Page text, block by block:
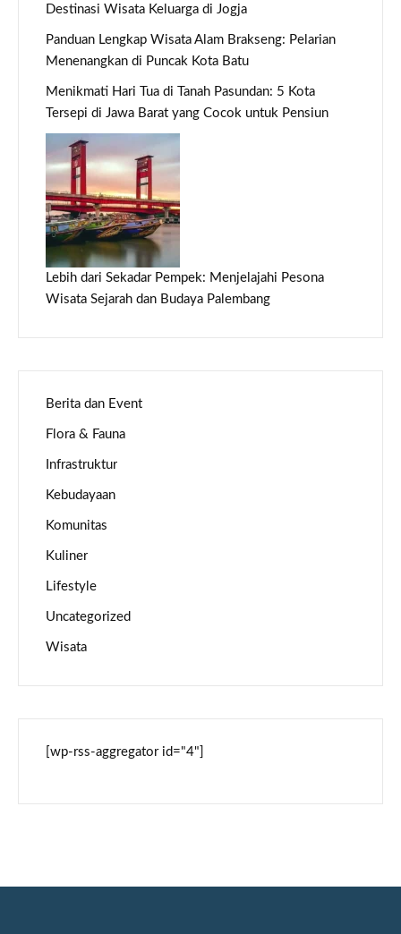
Destinasi Wisata Keluarga di Jogja
Panduan Lengkap Wisata Alam Brakseng: Pelarian
Menenangkan di Puncak Kota Batu
Menikmati Hari Tua di Tanah Pasundan: 5 Kota
Tersepi di Jawa Barat yang Cocok untuk Pensiun
Lebih dari Sekadar Pempek: Menjelajahi Pesona
Wisata Sejarah dan Budaya Palembang
Berita dan Event
Flora & Fauna
Infrastruktur
Kebudayaan
Komunitas
Kuliner
Lifestyle
Uncategorized
Wisata
[wp-rss-aggregator id="4"]